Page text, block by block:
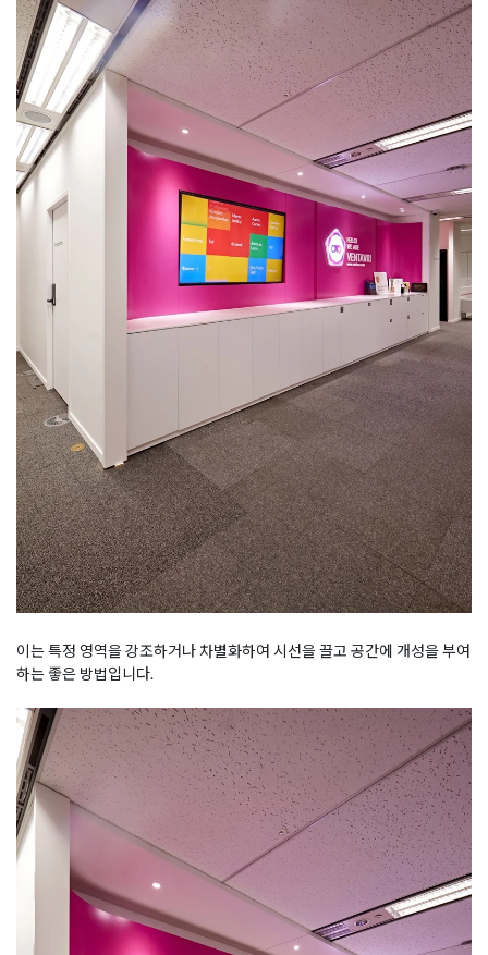
이는 특정 영역을 강조하거나 차별화하여 시선을 끌고 공간에 개성을 부여
하는 좋은 방법입니다.